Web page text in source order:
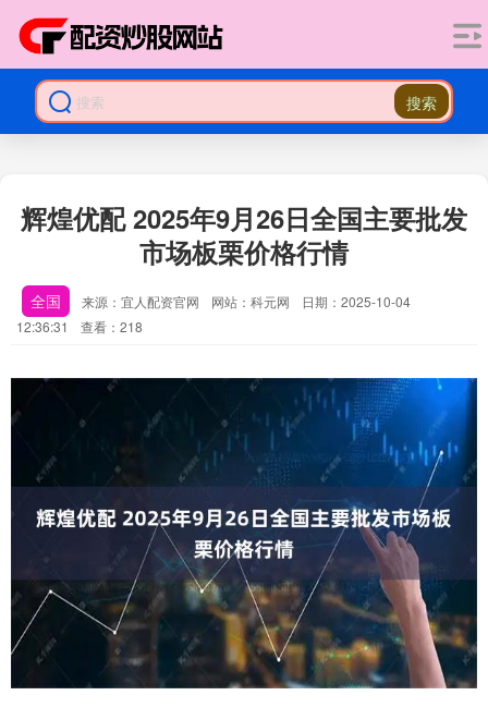
搜索
辉煌优配 2025年9月26日全国主要批发
市场板栗价格行情
全国 来源：宜人配资官网 网站：科元网
日期：2025-10-04
12:36:31
查看：218